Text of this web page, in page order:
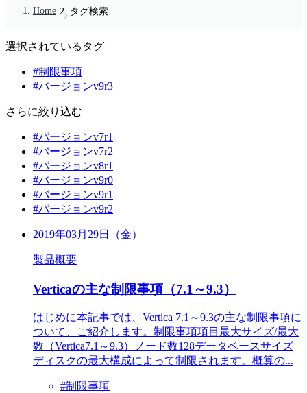
Home タグ検索
選択されているタグ
#制限事項
#バージョンv9r3
さらに絞り込む
#バージョンv7r1
#バージョンv7r2
#バージョンv8r1
#バージョンv9r0
#バージョンv9r1
#バージョンv9r2
2019年03月29日（金）
製品概要
Verticaの主な制限事項（7.1～9.3）
はじめに本記事では、Vertica 7.1～9.3の主な制限事項に
ついて、ご紹介します。制限事項項目最大サイズ/最大
数（Vertica7.1～9.3）ノード数128データベースサイズ
ディスクの最大構成によって制限されます。概算の...
#制限事項